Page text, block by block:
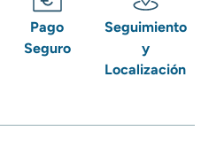
Pago
Seguro
Seguimiento
y
Localización